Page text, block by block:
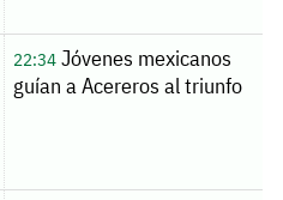
22:34Jóvenes mexicanos
guían a Acereros al triunfo